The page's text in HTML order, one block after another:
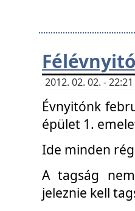
2012. 02. 02. -
Évnyitónk
épület 1.
Ide minden
A tagság
jeleznie kell